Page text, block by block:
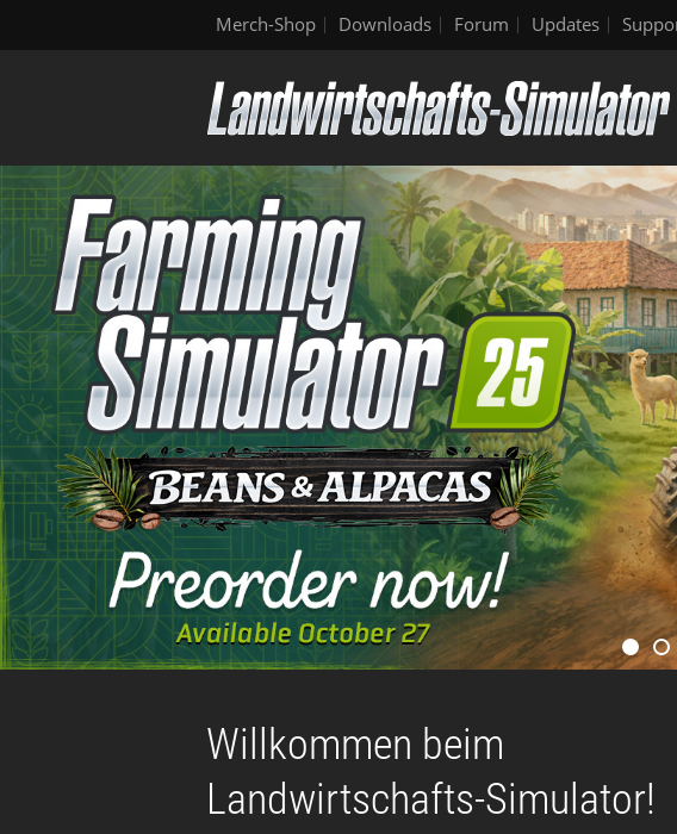
Merch-Shop Downloads Forum Updates
Willkommen beim
Landwirtschafts-Simulator!